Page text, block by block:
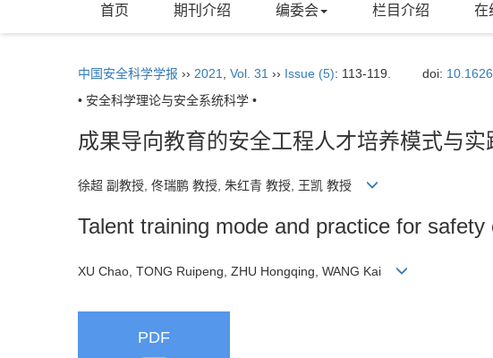
首页 期刊介绍 编委会 栏目介绍 在
中国安全科学学报 ›› 2021 Vol. 31 ›› Issue (5): 113-119. doi:
• 安全科学理论与安全系统科学 •
成果导向教育的安全工程人才培养模式与实
徐超 副教授, 佟瑞鹏 教授, 朱红青 教授, 王凯 教授
Talent training mode and practice for
XU Chao, TONG Ruipeng, ZHU Hongqing, WANG Kai
PDF